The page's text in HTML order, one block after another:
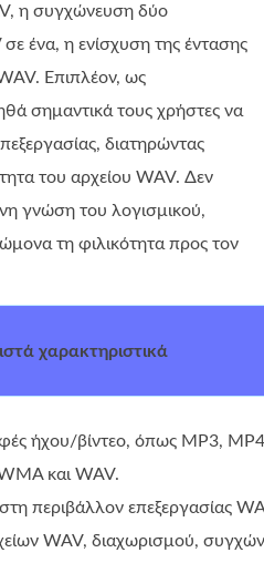
η συγχώνευση δύο
ένα, η ενίσχυση της έντασης
Επιπλέον, ως
σημαντικά τους χρήστες να
διατηρώντας
του αρχείου WAV. Δεν
γνώση του λογισμικού,
τη φιλικότητα προς τον
χαρακτηριστικά
ήχου/βίντεο, όπως MP3,
και WAV.
περιβάλλον επεξεργασίας
WAV, διαχωρισμού,